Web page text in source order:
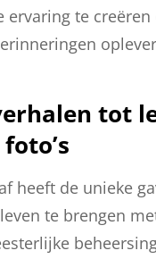
ervaring te creëren
tot
heeft de unieke
te brengen